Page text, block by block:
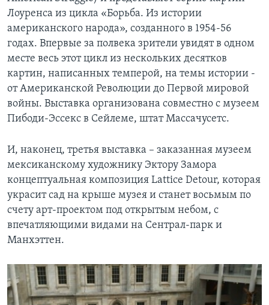
Лоуренса из цикла «Борьба. Из истории
американского народа», созданного в 1954-56
годах. Впервые за полвека зрители увидят в одном
месте весь этот цикл из нескольких десятков
картин, написанных темперой, на темы истории -
от Американской Революции до Первой мировой
войны. Выставка организована совместно с музеем
Пибоди-Эссекс в Сейлеме, штат Массачусетс.
И, наконец, третья выставка – заказанная музеем
мексиканскому художнику Эктору Замора
концептуальная композиция Lattice Detour, которая
украсит сад на крыше музея и станет восьмым по
счету арт-проектом под открытым небом, с
впечатляющими видами на Сентрал-парк и
Манхэттен.